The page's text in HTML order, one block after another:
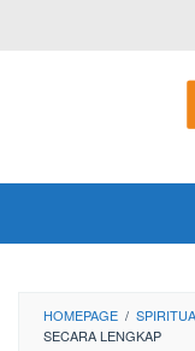
HOMEPAGE /
SECARA LENGKAP